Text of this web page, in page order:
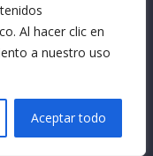
Al hacer clic en
a nuestro uso
Aceptar todo